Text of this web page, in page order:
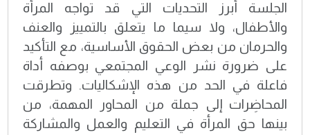
الجلسة أبرز التحديات التي قد تواجه المرأة
والأطفال، ولا سيما ما يتعلق بالتمييز والعنف
والحرمان من بعض الحقوق الأساسية، مع التأكيد
على ضرورة نشر الوعي المجتمعي بوصفه أداة
فاعلة في الحد من هذه الإشكاليات. وتطرقت
المحاضِرات إلى جملة من المحاور المهمة، من
بينها حق المرأة في التعليم والعمل والمشاركة